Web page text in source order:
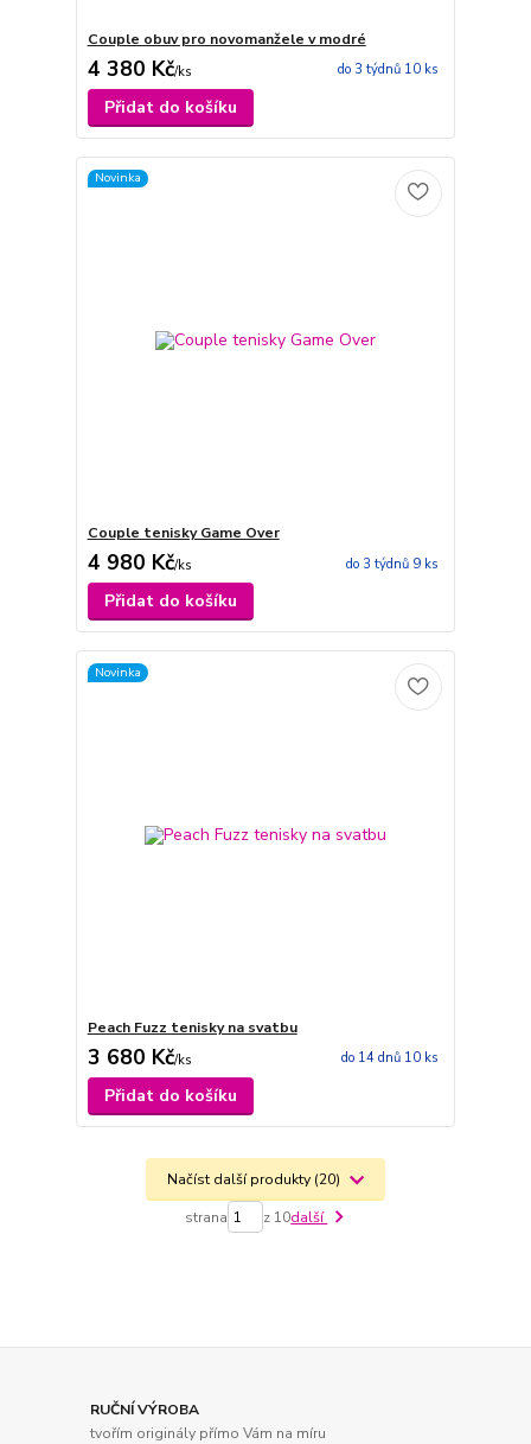
Couple obuv pro novomanžele v modré
4 380 Kč/ks do 3 týdnů 10 ks
Přidat do košíku
Novinka
Couple tenisky Game Over
4 980 Kč/ks do 3 týdnů 9 ks
Přidat do košíku
Novinka
Peach Fuzz tenisky na svatbu
3 680 Kč/ks do 14 dnů 10 ks
Přidat do košíku
Načíst další produkty (20)
strana z 10další
RUČNÍ VÝROBA
tvořím originály přímo Vám na míru